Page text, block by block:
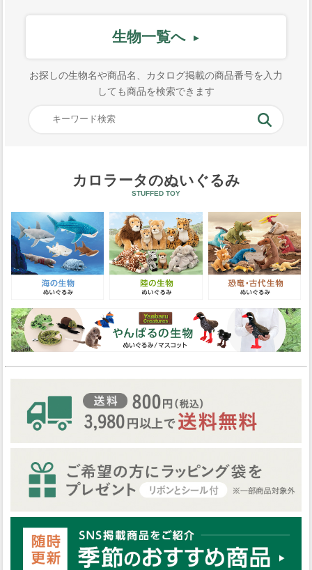
生物一覧へ
お探しの生物名や商品名、カタログ掲載の商品番号を入力
しても商品を検索できます
カロラータのぬいぐるみ
STUFFED TOY